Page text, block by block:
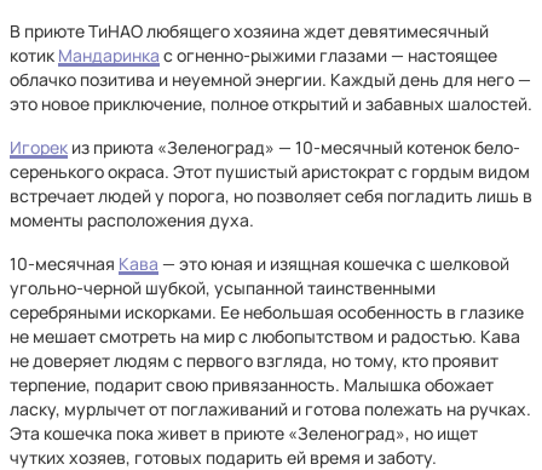
В приюте ТиНАО любящего хозяина ждет девятимесячный
котик Мандаринка с огненно-рыжими глазами — настоящее
облачко позитива и неуемной энергии. Каждый день для него —
это новое приключение, полное открытий и забавных шалостей.
Игорек из приюта «Зеленоград» — 10-месячный котенок бело-
серенького окраса. Этот пушистый аристократ с гордым видом
встречает людей у порога, но позволяет себя погладить лишь в
моменты расположения духа.
10-месячная Кава — это юная и изящная кошечка с шелковой
угольно-черной шубкой, усыпанной таинственными
серебряными искорками. Ее небольшая особенность в глазике
не мешает смотреть на мир с любопытством и радостью. Кава
не доверяет людям с первого взгляда, но тому, кто проявит
терпение, подарит свою привязанность. Малышка обожает
ласку, мурлычет от поглаживаний и готова полежать на ручках.
Эта кошечка пока живет в приюте «Зеленоград», но ищет
чутких хозяев, готовых подарить ей время и заботу.